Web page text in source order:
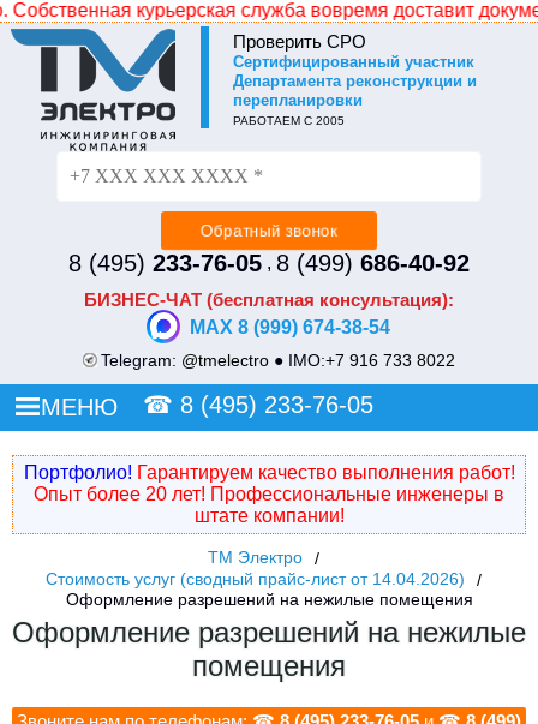
служба вовремя доставит документацию в
Проверить СРО
Cертифицированный участник
Департамента реконструкции и
перепланировки
РАБОТАЕМ С 2005
8 (495) 233-76-05, 8 (499) 686-40-92
БИЗНЕС-ЧАТ (бесплатная консультация):
MAX 8 (999) 674-38-54
Telegram: @tmelectro ● IMO:+7 916 733 8022
☎ 8 (495) 233-76-05
МЕНЮ
Портфолио! Гарантируем качество выполнения работ!
Опыт более 20 лет! Профессиональные инженеры в
штате компании!
ТМ Электро
Стоимость услуг (сводный прайс-лист от 14.04.2026)
Оформление разрешений на нежилые помещения
Оформление разрешений на нежилые
помещения
Не уходите без СКИДКИ!
Просто оставьте свой номер и наш менеджер
перезвонит и сделает Вам индивидуальное ценовое